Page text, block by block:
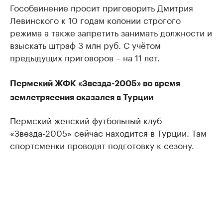
Гособвинение просит приговорить Дмитрия
Левинского к 10 годам колонии строгого
режима а также запретить занимать должности и
взыскать штраф 3 млн руб. С учётом
предыдущих приговоров – на 11 лет.
Пермский ЖФК «Звезда-2005» во время
землетрясения оказался в Турции
Пермский женский футбольный клуб
«Звезда-2005» сейчас находится в Турции. Там
спортсменки проводят подготовку к сезону.